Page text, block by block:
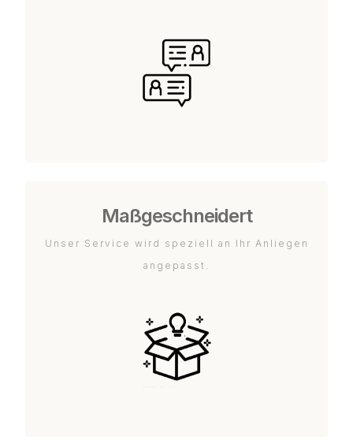
Maßgeschneidert
Unser Service wird speziell an Ihr Anliegen
angepasst.